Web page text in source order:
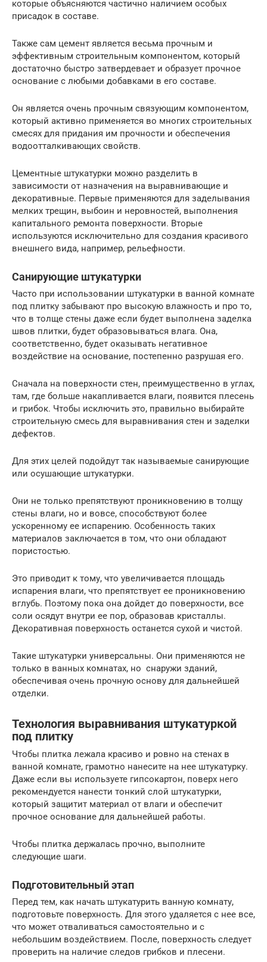
которые объясняются частично наличием особых
присадок в составе.
Также сам цемент является весьма прочным и
эффективным строительным компонентом, который
достаточно быстро затвердевает и образует прочное
основание с любыми добавками в его составе.
Он является очень прочным связующим компонентом,
который активно применяется во многих строительных
смесях для придания им прочности и обеспечения
водоотталкивающих свойств.
Цементные штукатурки можно разделить в
зависимости от назначения на выравнивающие и
декоративные. Первые применяются для заделывания
мелких трещин, выбоин и неровностей, выполнения
капитального ремонта поверхности. Вторые
используются исключительно для создания красивого
внешнего вида, например, рельефности.
Санирующие штукатурки
Часто при использовании штукатурки в ванной комнате
под плитку забывают про высокую влажность и про то,
что в толще стены даже если будет выполнена заделка
швов плитки, будет образовываться влага. Она,
соответственно, будет оказывать негативное
воздействие на основание, постепенно разрушая его.
Сначала на поверхности стен, преимущественно в углах,
там, где больше накапливается влаги, появится плесень
и грибок. Чтобы исключить это, правильно выбирайте
строительную смесь для выравнивания стен и заделки
дефектов.
Для этих целей подойдут так называемые санирующие
или осушающие штукатурки.
Они не только препятствуют проникновению в толщу
стены влаги, но и вовсе, способствуют более
ускоренному ее испарению. Особенность таких
материалов заключается в том, что они обладают
пористостью.
Это приводит к тому, что увеличивается площадь
испарения влаги, что препятствует ее проникновению
вглубь. Поэтому пока она дойдет до поверхности, все
соли осядут внутри ее пор, образовав кристаллы.
Декоративная поверхность останется сухой и чистой.
Такие штукатурки универсальны. Они применяются не
только в ванных комнатах, но снаружи зданий,
обеспечивая очень прочную основу для дальнейшей
отделки.
Технология выравнивания штукатуркой
под плитку
Чтобы плитка лежала красиво и ровно на стенах в
ванной комнате, грамотно нанесите на нее штукатурку.
Даже если вы используете гипсокартон, поверх него
рекомендуется нанести тонкий слой штукатурки,
который защитит материал от влаги и обеспечит
прочное основание для дальнейшей работы.
Чтобы плитка держалась прочно, выполните
следующие шаги.
Подготовительный этап
Перед тем, как начать штукатурить ванную комнату,
подготовьте поверхность. Для этого удаляется с нее все,
что может отваливаться самостоятельно и с
небольшим воздействием. После, поверхность следует
проверить на наличие следов грибков и плесени.